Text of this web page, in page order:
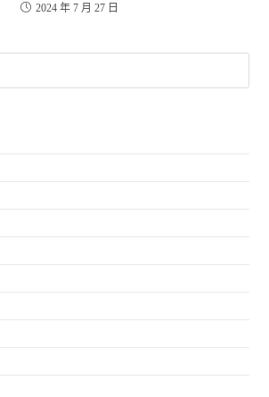
2024 年 7 月 27 日